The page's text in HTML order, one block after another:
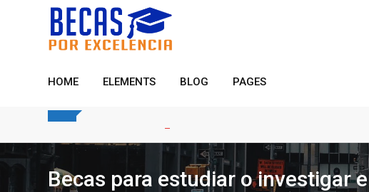
HOME ELEMENTS BLOG PAGES
Becas para estudiar o investigar